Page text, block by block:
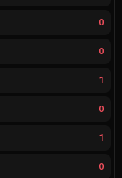
0
0
1
0
1
0